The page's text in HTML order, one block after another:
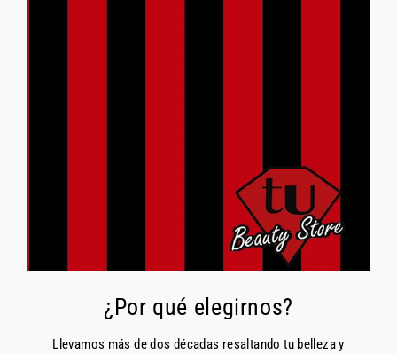
¿Por qué elegirnos?
Llevamos más de dos décadas resaltando tu belleza y